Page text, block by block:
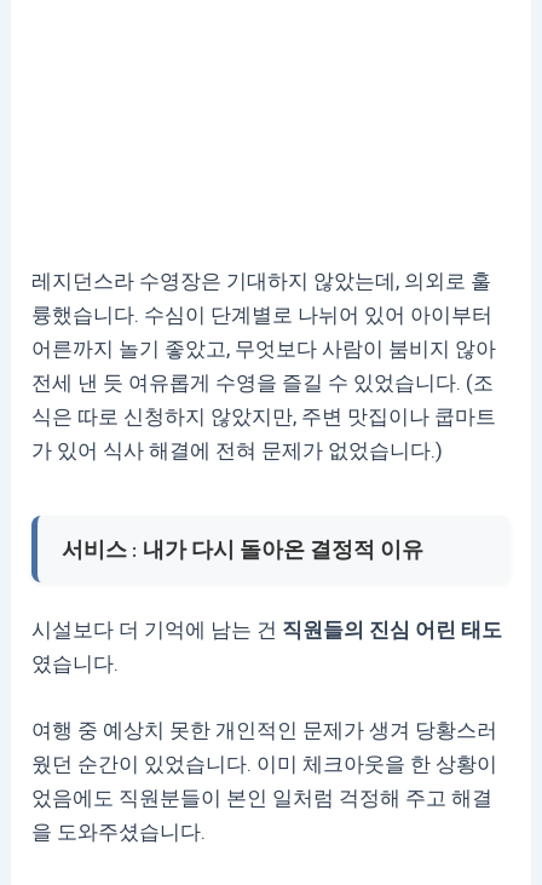
레지던스라 수영장은 기대하지 않았는데, 의외로 훌
륭했습니다. 수심이 단계별로 나뉘어 있어 아이부터
어른까지 놀기 좋았고, 무엇보다 사람이 붐비지 않아
전세 낸 듯 여유롭게 수영을 즐길 수 있었습니다. (조
식은 따로 신청하지 않았지만, 주변 맛집이나 쿱마트
가 있어 식사 해결에 전혀 문제가 없었습니다.)
서비스 : 내가 다시 돌아온 결정적 이유
시설보다 더 기억에 남는 건 직원들의 진심 어린 태도
였습니다.
여행 중 예상치 못한 개인적인 문제가 생겨 당황스러
웠던 순간이 있었습니다. 이미 체크아웃을 한 상황이
었음에도 직원분들이 본인 일처럼 걱정해 주고 해결
을 도와주셨습니다.